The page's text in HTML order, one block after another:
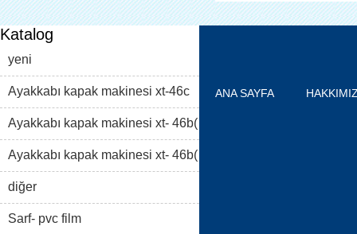
Katalog
yeni
Ayakkabı kapak makinesi xt-46c
Ayakkabı kapak makinesi xt- 46b(
Ayakkabı kapak makinesi xt- 46b(
ii)diğer
Sarf- pvc film
ANA SAYFA